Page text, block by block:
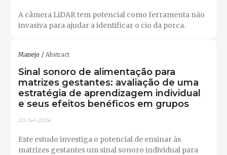
A câmera LiDAR tem potencial como ferramenta não
invasiva para ajudar a identificar o cio da porca.
Manejo Abstract
Sinal sonoro de alimentação para
matrizes gestantes: avaliação de uma
estratégia de aprendizagem individual
e seus efeitos benéficos em grupos
20-Jan-2026
Este estudo investiga o potencial de ensinar às
matrizes gestantes um sinal sonoro individual para